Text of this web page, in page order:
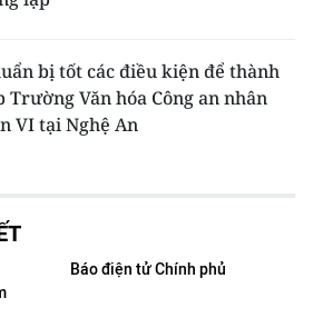
bị tốt các điều kiện để thành
Trường Văn hóa Công an nhân
VI tại Nghệ An
Báo điện tử Chính phủ